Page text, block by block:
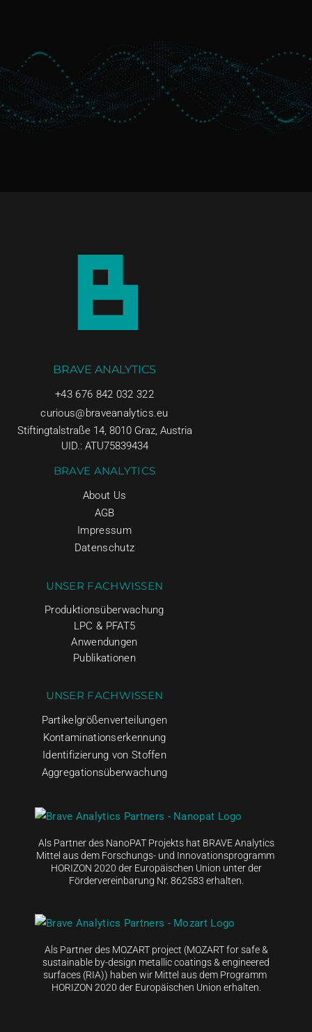
BRAVE ANALYTICS
+43 676 842 032 322
curious@braveanalytics.eu
Stiftingtalstraße 14, 8010 Graz, Austria
UID.: ATU75839434
BRAVE ANALYTICS
About Us
AGB
Impressum
Datenschutz
UNSER FACHWISSEN
Produktionsüberwachung
LPC & PFAT5
Anwendungen
Publikationen
UNSER FACHWISSEN
Partikelgrößenverteilungen
Kontaminationserkennung
Identifizierung von Stoffen
Aggregationsüberwachung
Als Partner des NanoPAT Projekts hat BRAVE Analytics
Mittel aus dem Forschungs- und Innovationsprogramm
HORIZON 2020 der Europäischen Union unter der
Fördervereinbarung Nr. 862583 erhalten.
Als Partner des MOZART project (MOZART for safe &
sustainable by-design metallic coatings & engineered
surfaces (RIA)) haben wir Mittel aus dem Programm
HORIZON 2020 der Europäischen Union erhalten.